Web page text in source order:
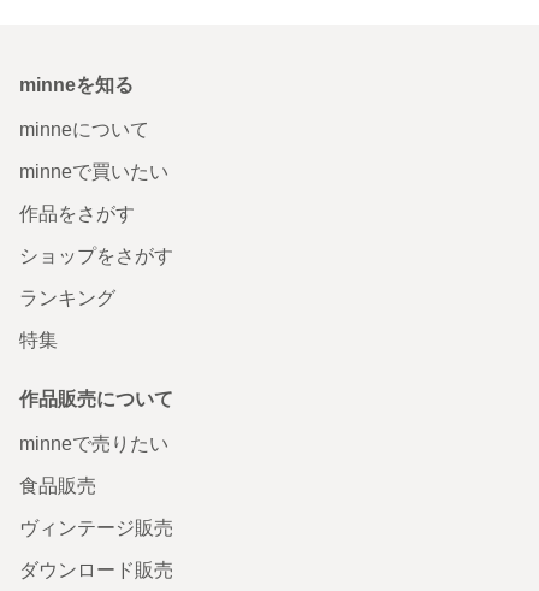
minneを知る
minneについて
minneで買いたい
作品をさがす
ショップをさがす
ランキング
特集
作品販売について
minneで売りたい
食品販売
ヴィンテージ販売
ダウンロード販売